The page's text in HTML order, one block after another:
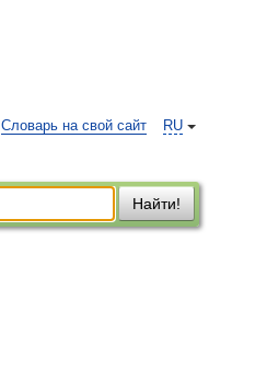
RU
Словарь на свой сайт
Найти!